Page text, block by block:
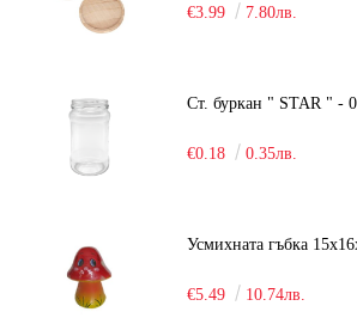
€3.99 7.80лв.
Ст. буркан " STAR " -
€0.18 0.35лв.
Усмихната гъбка
€5.49 10.74лв.